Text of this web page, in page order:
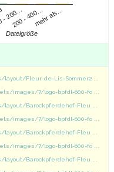
200…
200 - 400…mehr als…
Dateigröße
Fleur-de-Lis-Sommer2 ...
images/7/logo-bpfdl-600-fo ...
Barockpferdehof-Fleu ...
images/7/logo-bpfdl-600-fo ...
Barockpferdehof-Fleu ...
images/7/logo-bpfdl-600-fo ...
Barockpferdehof-Fleu ...